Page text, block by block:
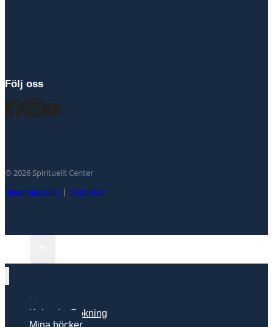
Följ oss
© 2026 Spirituellt Center
Integritetspolicy Köpvillkor
Hem
Kalender/Bokning
Mina böcker